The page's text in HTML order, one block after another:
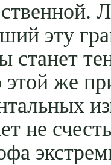
эту
станет
этой же
не счесть